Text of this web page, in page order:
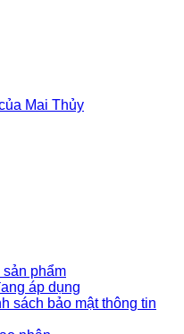
Mai Thủy
phẩm
áp dụng
sách bảo mật thông tin